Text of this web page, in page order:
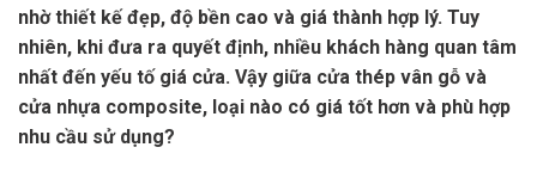
nhờ thiết kế đẹp, độ bền cao và giá thành hợp lý. Tuy
nhiên, khi đưa ra quyết định, nhiều khách hàng quan tâm
nhất đến yếu tố giá cửa. Vậy giữa cửa thép vân gỗ và
cửa nhựa composite, loại nào có giá tốt hơn và phù hợp
nhu cầu sử dụng?